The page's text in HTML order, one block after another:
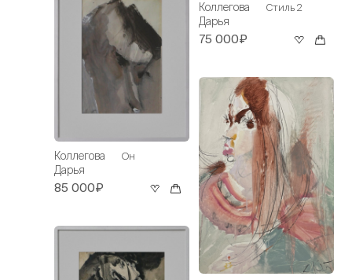
Коллегова
Дарья
Он
85 000₽
Коллегова
Дарья
Стиль 2
75 000₽